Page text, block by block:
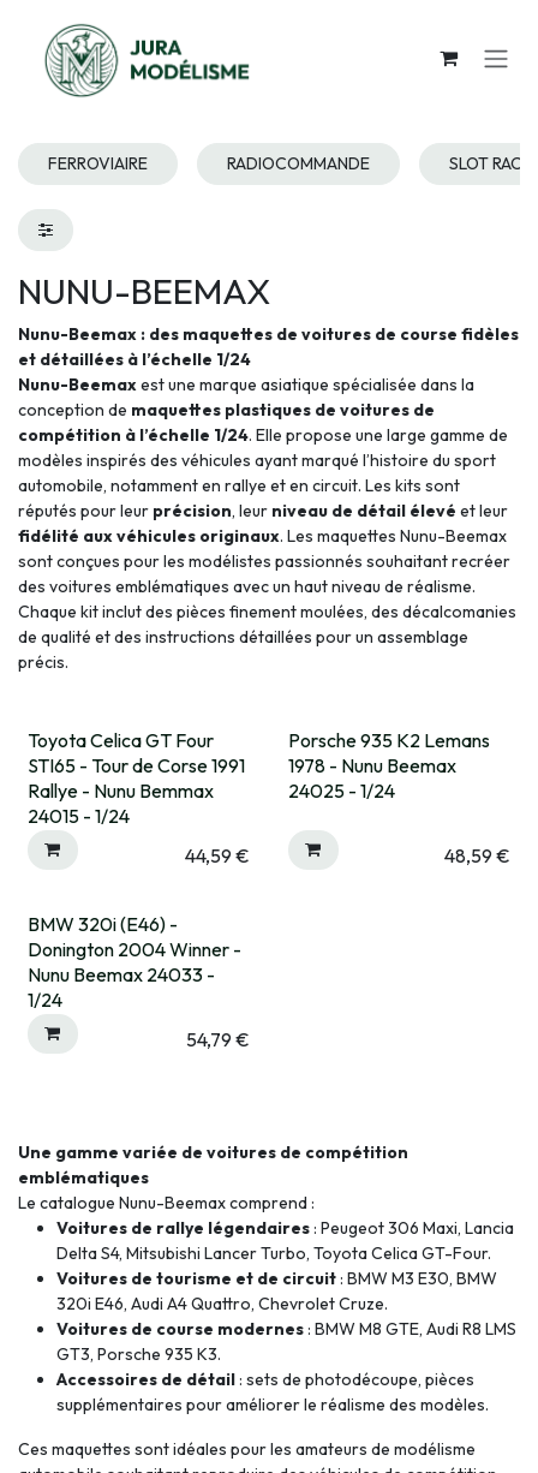
FERROVIAIRE RADIOCOMMANDE SLOT
NUNU-BEEMAX
Nunu-Beemax : des maquettes de voitures de course fidèles
et détaillées à l’échelle 1/24
Nunu-Beemaxest une marque asiatique spécialisée dans la
conception de maquettes plastiques de voitures de
compétition à l’échelle 1/24. Elle propose une large gamme de
modèles inspirés des véhicules ayant marqué l’histoire du sport
automobile, notamment en rallye et en circuit. Les kits sont
réputés pour leur précision, leur niveau de détail élevé et leur
fidélité aux véhicules originaux. Les maquettes Nunu-Beemax
sont conçues pour les modélistes passionnés souhaitant recréer
des voitures emblématiques avec un haut niveau de réalisme.
Chaque kit inclut des pièces finement moulées, des décalcomanies
de qualité et des instructions détaillées pour un assemblage
précis.
Toyota Celica GT Four
STI65 - Tour de Corse 1991
Rallye - Nunu Bemmax
24015 - 1/24
44,59 €
Porsche 935 K2 Lemans
1978 - Nunu Beemax
24025 - 1/24
48,59 €
BMW 320i (E46) -
Donington 2004 Winner -
Nunu Beemax 24033 -
1/24
54,79 €
Une gamme variée de voitures de compétition
emblématiques
Le catalogue Nunu-Beemax comprend :
Voitures de rallye légendaires: Peugeot 306 Maxi, Lancia
Delta S4, Mitsubishi Lancer Turbo, Toyota Celica GT-Four.
Voitures de tourisme et de circuit: BMW M3 E30, BMW
320i E46, Audi A4 Quattro, Chevrolet Cruze.
Voitures de course modernes: BMW M8 GTE, Audi R8 LMS
GT3, Porsche 935 K3.
Accessoires de détail: sets de photodécoupe, pièces
supplémentaires pour améliorer le réalisme des modèles.
Ces maquettes sont idéales pour les amateurs de modélisme